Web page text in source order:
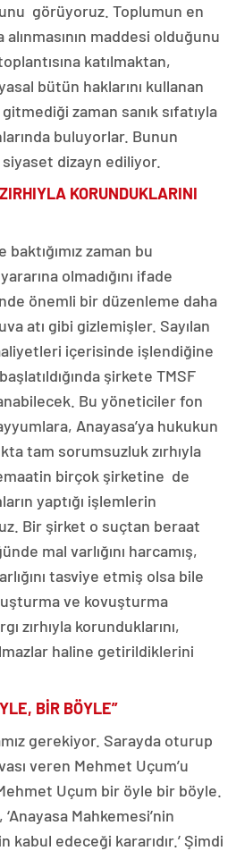
görüyoruz. Toplumun en
alınmasının maddesi olduğunu
katılmaktan,
bütün haklarını kullanan
zaman sanık sıfatıyla
buluyorlar. Bunun
dizayn ediliyor.
KORUNDUKLARINI
zaman bu
olmadığını ifade
önemli bir düzenleme daha
atı gibi gizlemişler. Sayılan
içerisinde işlendiğine
şirkete TMSF
Bu yöneticiler fon
Anayasa’ya hukukun
tam sorumsuzluk zırhıyla
birçok şirketine de
yaptığı işlemlerin
Bir şirket o suçtan beraat
mal varlığını harcamış,
tasviye etmiş olsa bile
ve kovuşturma
zırhıyla korunduklarını,
haline getirildiklerini
BİR BÖYLE”
gerekiyor. Sarayda oturup
veren Mehmet Uçum’u
Uçum bir öyle bir böyle.
Mahkemesi’nin
edeceği kararıdır.’ Şimdi